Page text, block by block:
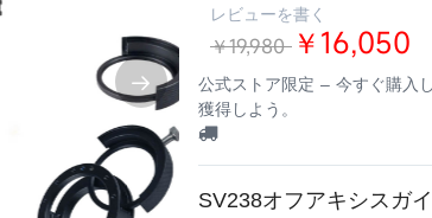
レビューを書く
￥19,980 ￥16,050
公式ストア限定 – 今すぐ購入
獲得しよう。
SV238オフアキシスガ